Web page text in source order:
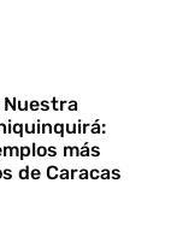
Nuestra
más
de Caracas